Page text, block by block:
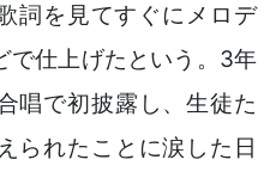
詞を見てすぐにメロデ
で仕上げたという。3年
唱で初披露し、生徒た
られたことに涙した日